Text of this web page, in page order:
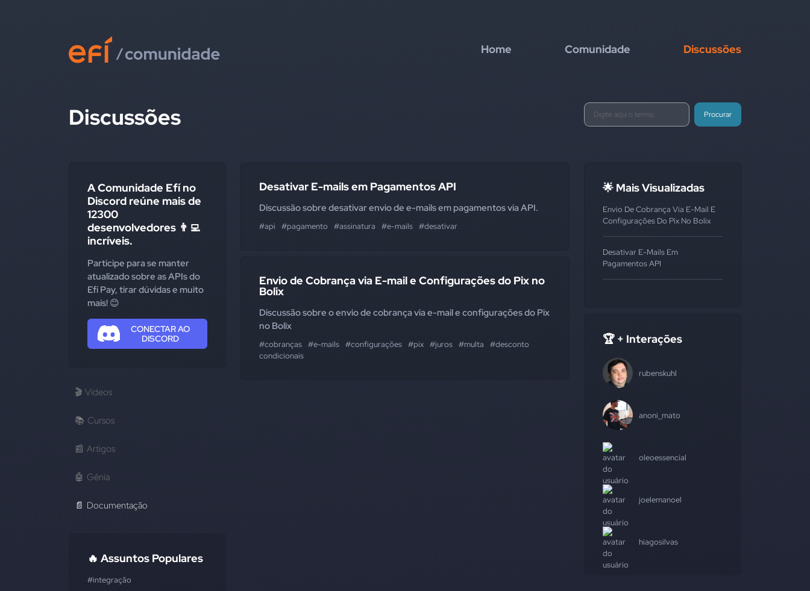
Home Comunidade Discussões
Discussões Procurar
A Comunidade Efí no
Discord reúne mais de
12300
desenvolvedores 👨‍💻
incríveis.
Participe para se manter
atualizado sobre as APIs do
Efí Pay, tirar dúvidas e muito
mais! 😊
CONECTAR AO
DISCORD
🎬 Vídeos
📚 Cursos
📰 Artigos
🤖 Gênia
📄 Documentação
🔥 Assuntos Populares
#integração
Desativar E-mails em Pagamentos API
Discussão sobre desativar envio de e-mails em pagamentos via API.
#api #pagamento #assinatura #e-mails #desativar
Envio de Cobrança via E-mail e Configurações do Pix no
Bolix
Discussão sobre o envio de cobrança via e-mail e configurações do Pix
no Bolix
#cobranças #e-mails #configurações #pix #juros #multa
#desconto
condicionais
🌟 Mais Visualizadas
Envio De Cobrança Via E-Mail E
Configurações Do Pix No Bolix
Desativar E-Mails Em
Pagamentos API
🏆 + Interações
rubenskuhl
anoni_mato
oleoessencial
joelemanoel
hiagosilvas